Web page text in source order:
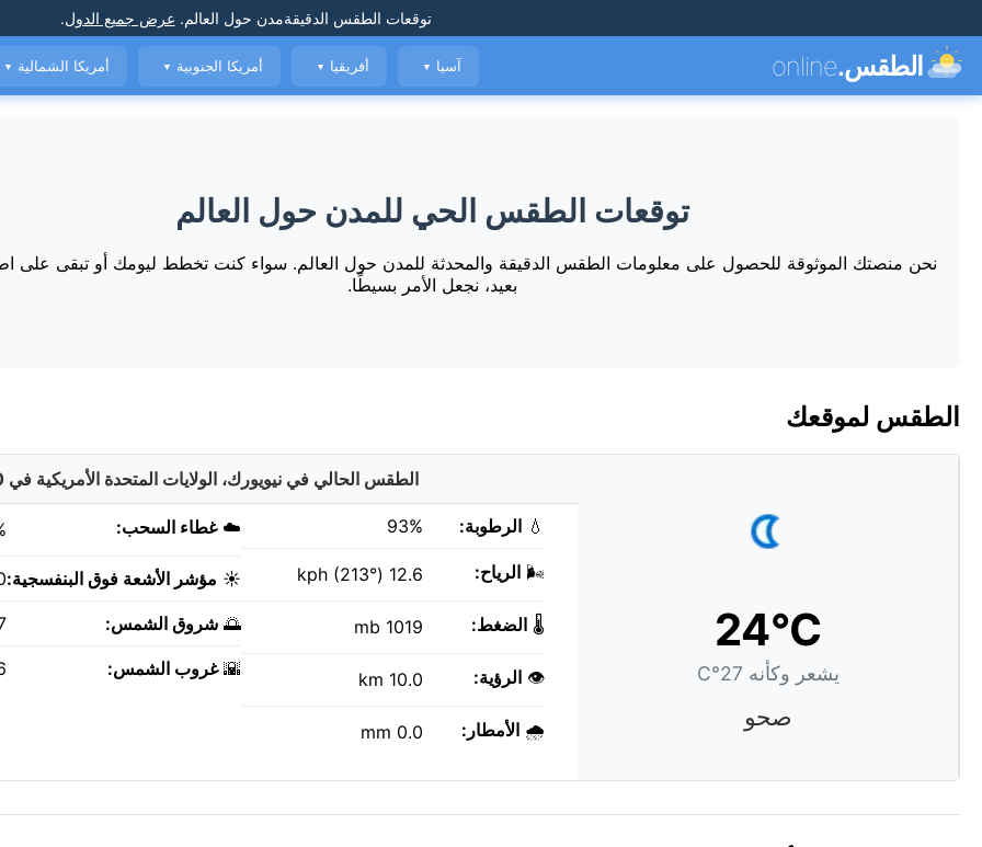
توقعات الطقس الدقيقةمدن حول العالم. عرض جميع الدول.
الطقس.online آسيا ▼ أفريقيا ▼ أمريكا الجنوبية ▼ أمريكا الشمالية ▼
توقعات الطقس الحي للمدن حول العالم
نحن منصتك الموثوقة للحصول على معلومات الطقس الدقيقة والمحدثة للمدن حول العالم. سواء كنت تخطط ليومك أو تبقى على
بعيد، نجعل الأمر بسيطًا.
الطقس لموقعك
24°C
يشعر وكأنه 27°C
صحو
الطقس الحالي في نيويورك، الولايات المتحدة الأمريكية في 1:30 اليوم
💧 الرطوبة: 93%
🌬️ الرياح: 12.6 kph (213°)
🌡️ الضغط: 1019 mb
👁️ الرؤية: 10.0 km
🌧️ الأمطار: 0.0 mm
☁️غطاء السحب:
☀️ مؤشر الأشعة فوق البنفسجية:
🌅 شروق الشمس:
🌇غروب الشمس: